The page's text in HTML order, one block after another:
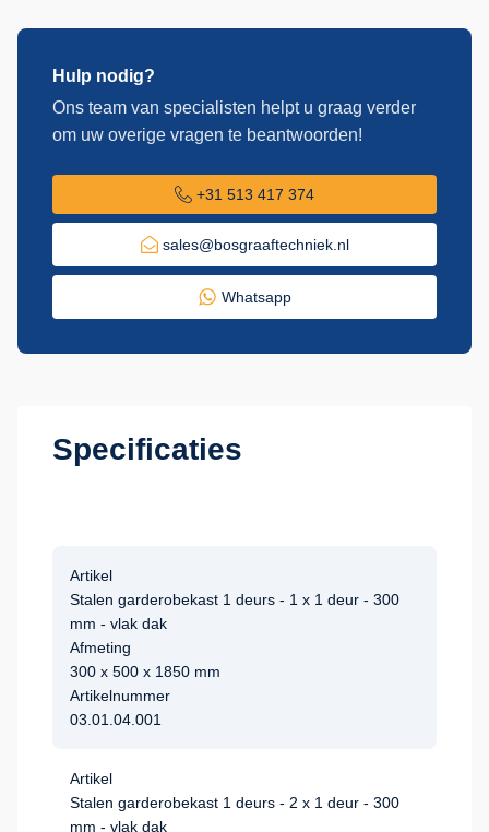
Hulp nodig?
Ons team van specialisten helpt u graag verder
om uw overige vragen te beantwoorden!
+31 513 417 374
sales@bosgraaftechniek.nl
Whatsapp
Specificaties
Artikel
Stalen garderobekast 1 deurs - 1 x 1 deur - 300
mm - vlak dak
Afmeting
300 x 500 x 1850 mm
Artikelnummer
03.01.04.001
Artikel
Stalen garderobekast 1 deurs - 2 x 1 deur - 300
mm - vlak dak